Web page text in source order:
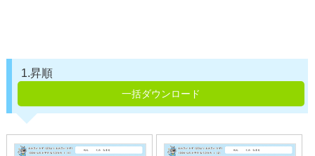
1.昇順
一括ダウンロード